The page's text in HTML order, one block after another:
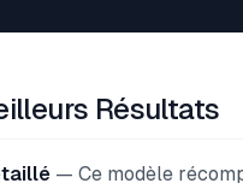
Résultats
— Ce modèle